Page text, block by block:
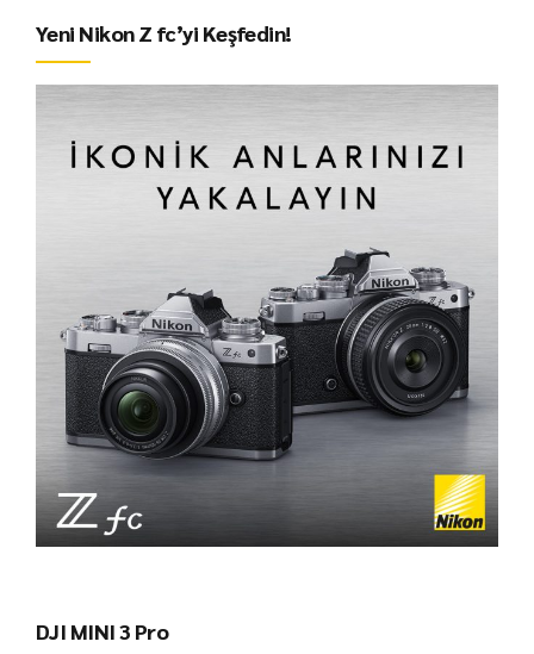
Yeni Nikon Z fc’yi Keşfedin!
DJI MINI 3 Pro